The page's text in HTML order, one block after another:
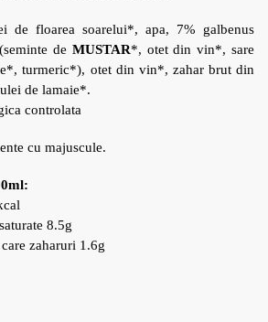
de floarea soarelui*, apa, 7% galbenus
de MUSTAR*, otet din vin*, sare
turmeric*), otet din vin*, zahar brut din
de lamaie*.
controlata
cu majuscule.
8.5g
zaharuri 1.6g